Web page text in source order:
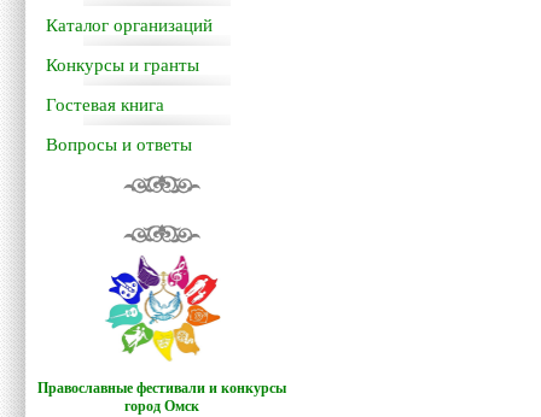
Каталог организаций
Конкурсы и гранты
Гостевая книга
Вопросы и ответы
Православные фестивали и конкурсы
город Омск